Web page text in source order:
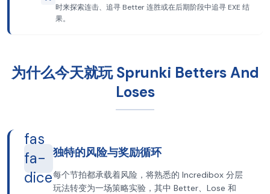
时来探索连击、追寻 Better 连胜或在后期阶段中追寻 EXE 结
果。
为什么今天就玩 Sprunki Betters And
Loses
fas
fa-
dice
独特的风险与奖励循环
每个节拍都承载着风险，将熟悉的 Incredibox 分层
玩法转变为一场策略实验，其中 Better、Lose 和